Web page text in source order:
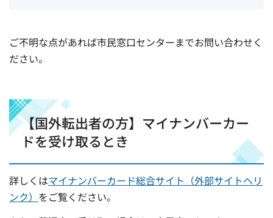
ご不明な点があれば市民窓口センターまでお問い合わせく
ださい。
【国外転出者の方】マイナンバーカー
ドを受け取るとき
詳しくはマイナンバーカード総合サイト（外部サイトへリ
ンク） をご覧ください。